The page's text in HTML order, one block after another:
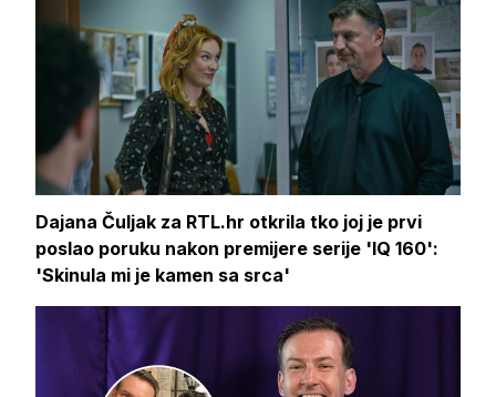
Dajana Čuljak za RTL.hr otkrila tko joj je prvi
poslao poruku nakon premijere serije 'IQ 160':
'Skinula mi je kamen sa srca'